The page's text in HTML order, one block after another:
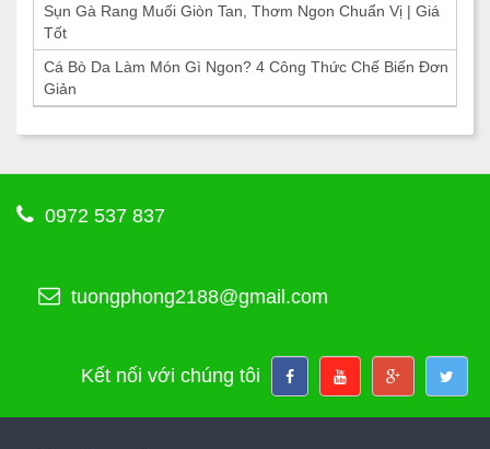
Sụn Gà Rang Muối Giòn Tan, Thơm Ngon Chuẩn Vị | Giá
Tốt
Cá Bò Da Làm Món Gì Ngon? 4 Công Thức Chế Biến Đơn
Giản
0972 537 837
tuongphong2188@gmail.com
Kết nối với chúng tôi